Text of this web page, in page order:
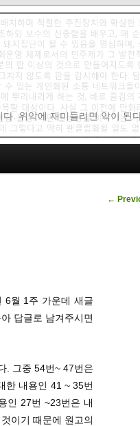
. 위악에 재미들리면 악이 된
Post
←
6월 1주 가운데 새글
답글로 남겨주시면
. 그중 54번~ 47번은
한 내용인 41 ~ 35번
인 27번 ~23번은 내
이기 때문에 원고의